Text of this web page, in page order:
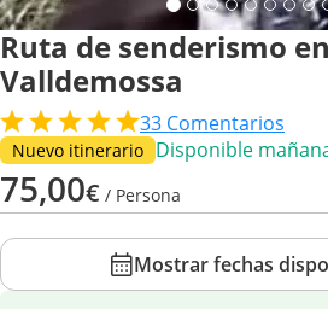
Ruta de senderismo en
Valldemossa
33 Comentarios
Nuevo itinerario Disponible
75,00€ / Persona
Mostrar fechas